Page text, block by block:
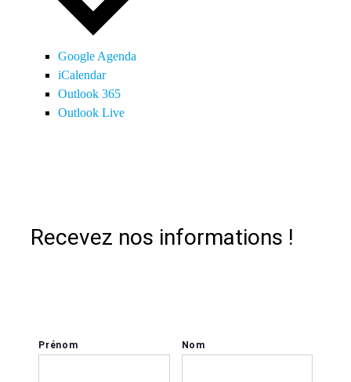
Google Agenda
iCalendar
Outlook 365
Outlook Live
Recevez nos informations !